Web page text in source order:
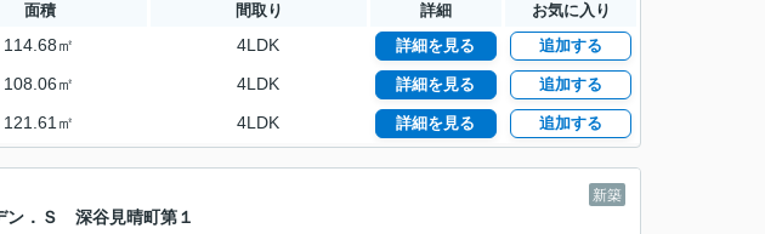
面積 間取り 詳細 お気に入り
114.68㎡ 4LDK 詳細を見る 追加する
108.06㎡ 4LDK 詳細を見る 追加する
121.61㎡ 4LDK 詳細を見る 追加する
新築
ン．Ｓ 深谷見晴町第１